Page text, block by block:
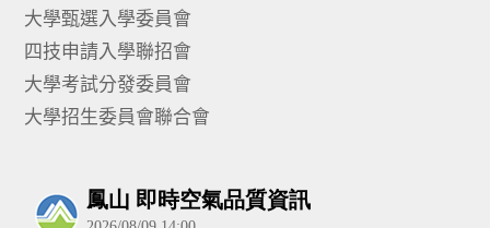
大學甄選入學委員會
四技申請入學聯招會
大學考試分發委員會
大學招生委員會聯合會